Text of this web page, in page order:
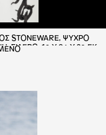
STONEWARE, ΨΥΧΡΟ
ΣΙΔΕΡΟ, 18 X 96 X 28 ΕΚ